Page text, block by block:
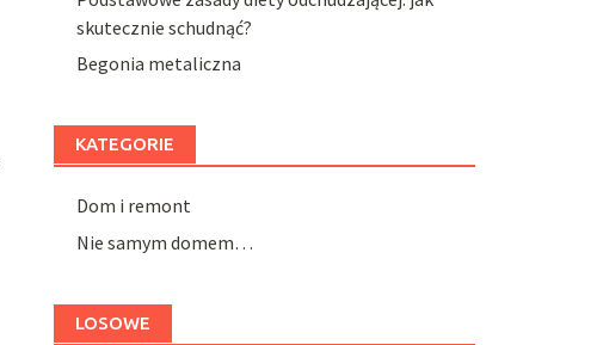
skutecznie schudnąć?
Begonia metaliczna
KATEGORIE
Dom i remont
Nie samym domem…
LOSOWE